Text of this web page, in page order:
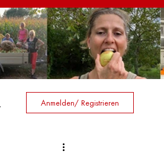
Anmelden/ Registrieren